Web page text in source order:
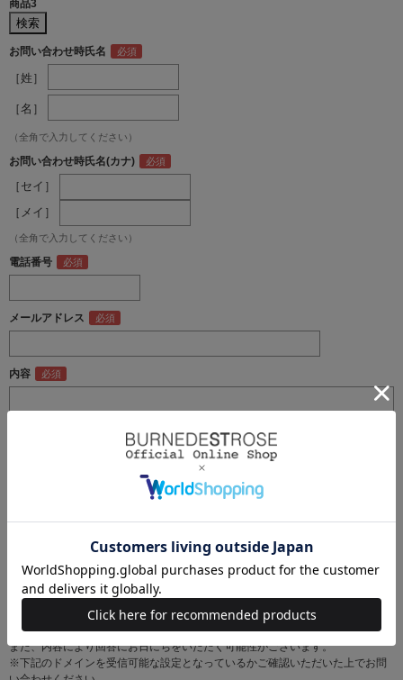
商品3
お問い合わせ時氏名
［姓］
［名］
（全角で入力してください）
お問い合わせ時氏名(カナ)
［セイ］
［メイ］
（全角で入力してください）
電話番号
メールアドレス
内容
※お問い合わせはサマンサタバサグループカスタマーセンター営業時間内に順
次対応いたします。
土・日・祝日にいただいたメールにつきましては、翌営業日以降にご返信いた
しますので あらかじめご了承ください。
また、内容により回答にお日にちをいただく可能性がございます。
※下記のドメインを受信可能な設定となっているかご確認いただいた上でお問